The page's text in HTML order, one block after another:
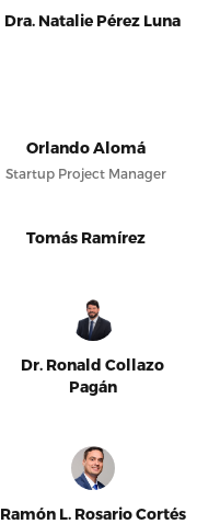
Dra. Natalie Pérez Luna
Orlando Alomá
Startup Project Manager
Tomás Ramírez
Dr. Ronald Collazo
Pagán
Ramón L. Rosario Cortés